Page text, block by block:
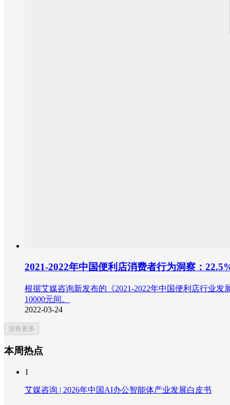
2021-2022年中国便利店消费者行为洞察：
根据艾媒咨询新发布的《2021-2022年中国便利店行业
10000元间。
2022-03-24
没有更多
本周热点
1
艾媒咨询 | 2026年中国AI办公智能体产业发展白皮书